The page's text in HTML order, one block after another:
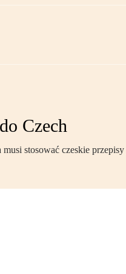
Czech
stosować czeskie